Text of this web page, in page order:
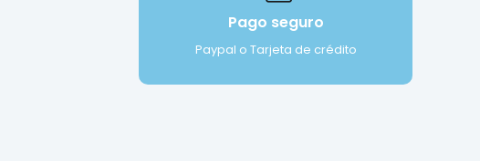
Pago seguro
Paypal o Tarjeta de crédito